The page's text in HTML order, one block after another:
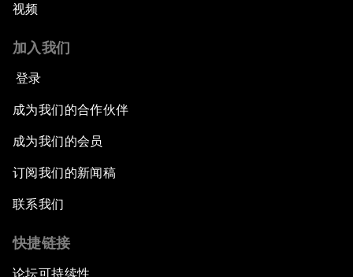
视频
加入我们
登录
成为我们的合作伙伴
成为我们的会员
订阅我们的新闻稿
联系我们
快捷链接
论坛可持续性